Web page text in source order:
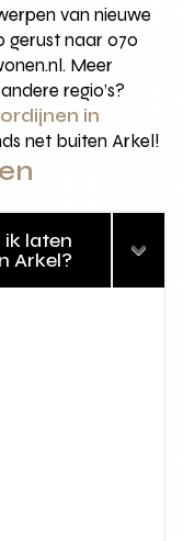
van nieuwe
gerust naar 070
Meer
regio’s?
in
net buiten Arkel!
laten
Arkel?